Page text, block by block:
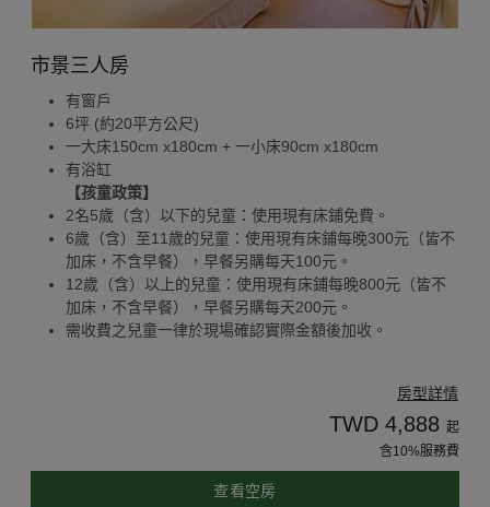
市景三人房
有窗戶
6坪 (約20平方公尺)
一大床150cm x180cm + 一小床90cm x180cm
有浴缸
【孩童政策】
2名5歲（含）以下的兒童：使用現有床鋪免費。
6歲（含）至11歲的兒童：使用現有床鋪每晚300元（皆不
加床，不含早餐），早餐另購每天100元。
12歲（含）以上的兒童：使用現有床鋪每晚800元（皆不
加床，不含早餐），早餐另購每天200元。
需收費之兒童一律於現場確認實際金額後加收。
房型詳情
TWD 4,888 起
含10%服務費
查看空房